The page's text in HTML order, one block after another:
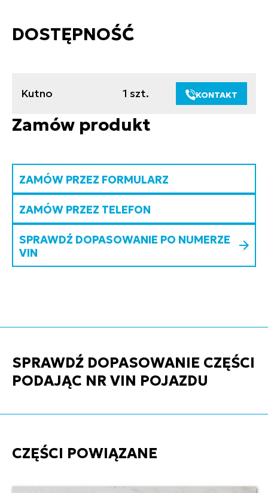
DOSTĘPNOŚĆ
Kutno 1 szt. KONTAKT
Zamów produkt
ZAMÓW PRZEZ FORMULARZ
ZAMÓW PRZEZ TELEFON
SPRAWDŹ DOPASOWANIE PO NUMERZE
VIN
SPRAWDŹ DOPASOWANIE CZĘŚCI
PODAJĄC NR VIN POJAZDU
CZĘŚCI POWIĄZANE